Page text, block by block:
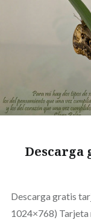
Descarga gratis
1024×768) Tarjeta